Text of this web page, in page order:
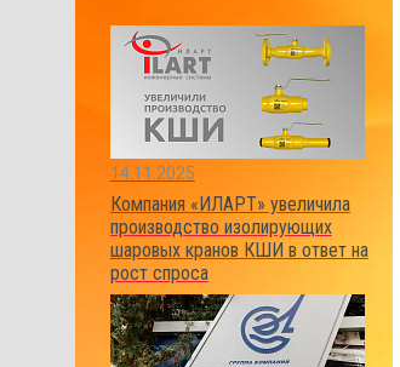
14.11.2025
Компания «ИЛАРТ» увеличила
производство изолирующих
шаровых кранов КШИ в ответ на
рост спроса